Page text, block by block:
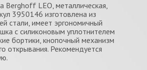
Berghoff LEO, металлическая,
3950146 изготовлена из
стали, имеет эргономичный
с силиконовым уплотнителем
бортики, кнопочный механизм
открывания. Рекомендуется